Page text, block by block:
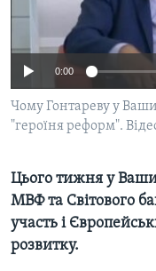
СУСПІЛЬСТВО
ЕКОНОМІКА
ІСТОРІЇ УСПІХУ
ТЕЛЕПРОГРАМИ
ЧАС-TIME
БРИФІНГ ГОЛОСУ
СТУДІЯ
ПРАЙМ-ТАЙМ
ПОГЛЯД З
ENGLISH
Learning English
Мови
0:00
Чому Гонтареву у
"героїня реформ".
Цього тижня у
МВФ та Світового
участь і
розвитку.